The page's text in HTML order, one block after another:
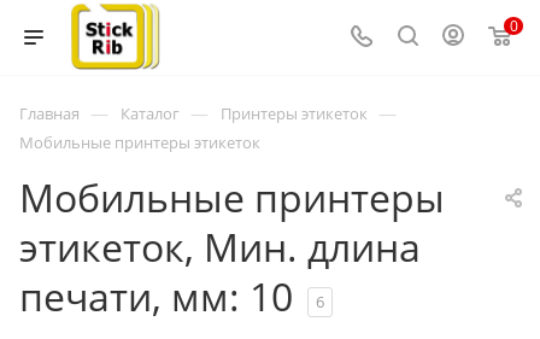
0
Главная — Каталог — Принтеры этикеток —
Мобильные принтеры этикеток
Мобильные принтеры
этикеток, Мин. длина
печати, мм: 10
6